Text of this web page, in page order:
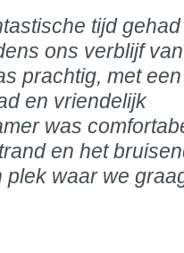
tijd
ons verblijf
prachtig, met een
en vriendelijk
was
en het
waar we